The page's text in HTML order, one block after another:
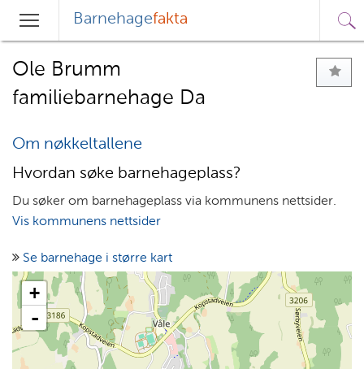
Hovedmeny
Barnehagefakta
Søk
Ole Brumm
familiebarnehage Da
Om nøkkeltallene
Hvordan søke barnehageplass?
Du søker om barnehageplass via kommunens nettsider.
Vis kommunens nettsider
Se barnehage i større kart
+
-